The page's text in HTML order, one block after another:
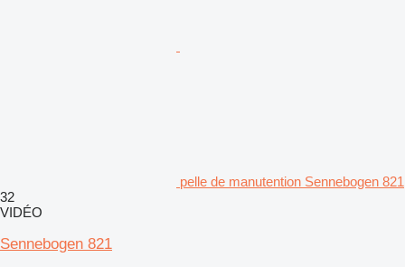
pelle de manutention Sennebogen 821
32
VIDÉO
Sennebogen 821